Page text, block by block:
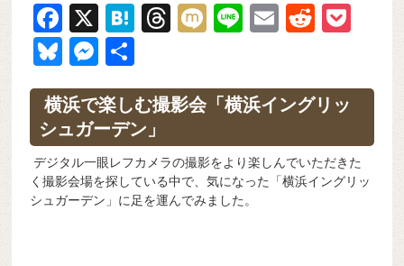
F
a
c
e
b
o
o
X
H
n
a
T
a
s
M
Li
E
R
di
Bl
u
e
sk
y
M
e
ss
e
n
g
有
横浜で楽しむ撮影会「横浜イングリッ
シュガーデン」
デジタル一眼レフカメラの撮影をより楽しんでいただきた
く撮影会場を探している中で、気になった「横浜イングリッ
シュガーデン」に足を運んでみました。